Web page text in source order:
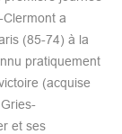
a
(85-74) à la
pratiquement
(acquise
et ses